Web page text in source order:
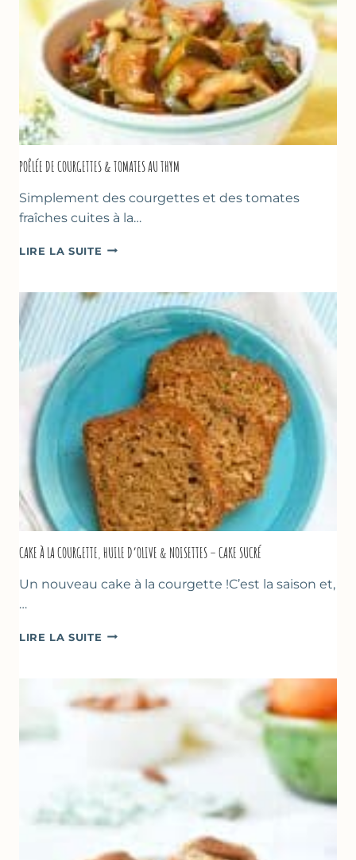
POÊLÉE DE COURGETTES & TOMATES AU THYM
Simplement des courgettes et des tomates
fraîches cuites à la…
LIRE LA SUITE POÊLÉE
&
TOMATES
AU
THYM
CAKE À LA COURGETTE, HUILE D’OLIVE & NOISETTES – CAKE SUCRÉ
Un nouveau cake à la courgette !C’est la saison et,
…
LIRE LA SUITE CAKE
COURGETTE,
HUILE
D’OLIVE